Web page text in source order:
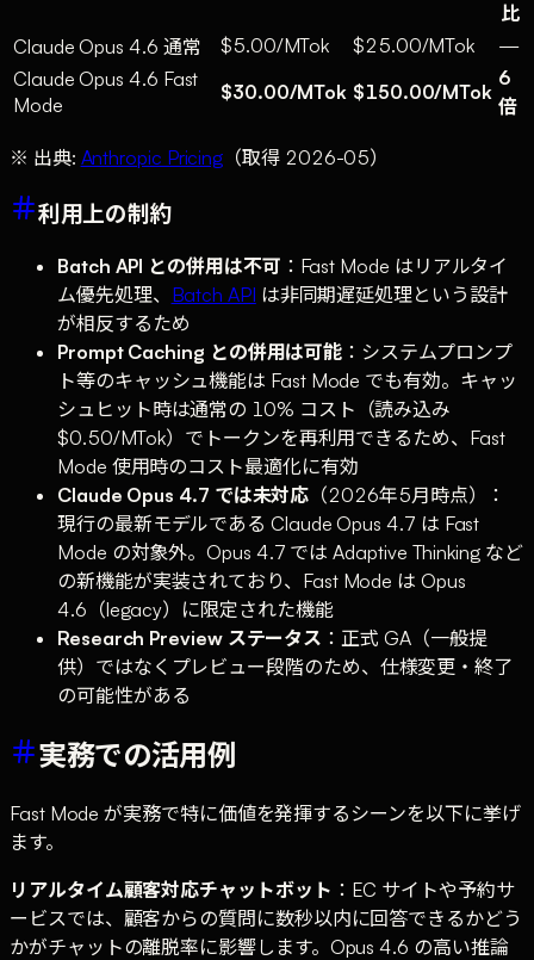
比
Claude Opus 4.6 通常
$5.00/MTok $25.00/MTok
—
Claude Opus 4.6 Fast
Mode
$30.00/MTok $150.00/MTok
6
倍
※ 出典: Anthropic Pricing （取得 2026-05）
利用上の制約
Batch API との併用は不可 ：Fast Mode はリアルタイ
ム優先処理、 Batch API は非同期遅延処理という設計
が相反するため
Prompt Caching との併用は可能 ：システムプロンプ
ト等のキャッシュ機能は Fast Mode でも有効。キャッ
シュヒット時は通常の 10% コスト（読み込み
$0.50/MTok）でトークンを再利用できるため、Fast
Mode 使用時のコスト最適化に有効
Claude Opus 4.7 では未対応 （2026年5月時点）：
現行の最新モデルである Claude Opus 4.7 は Fast
Mode の対象外。Opus 4.7 では Adaptive Thinking など
の新機能が実装されており、Fast Mode は Opus
4.6（legacy）に限定された機能
Research Preview ステータス ：正式 GA（一般提
供）ではなくプレビュー段階のため、仕様変更・終了
の可能性がある
実務での活用例
Fast Mode が実務で特に価値を発揮するシーンを以下に挙げ
ます。
リアルタイム顧客対応チャットボット ：EC サイトや予約サ
ービスでは、顧客からの質問に数秒以内に回答できるかどう
かがチャットの離脱率に影響します。Opus 4.6 の高い推論